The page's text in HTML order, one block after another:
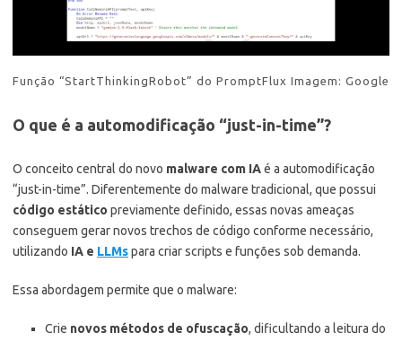
Função “StartThinkingRobot” do PromptFlux Imagem: Google
O que é a automodificação “just-in-time”?
O conceito central do novo malware com IAé a automodificação
“just-in-time”. Diferentemente do malware tradicional, que possui
código estático previamente definido, essas novas ameaças
conseguem gerar novos trechos de código conforme necessário,
utilizando IA e LLMspara criar scripts e funções sob demanda.
Essa abordagem permite que o malware:
Crie novos métodos de ofuscação, dificultando a leitura do